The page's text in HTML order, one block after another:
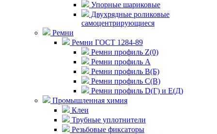
Упорные шариковые
Двухрядные роликовые
самоцентрирующиеся
Ремни
Ремни ГОСТ 1284-89
Ремни профиль Z(0)
Ремни профиль А
Ремни профиль В(Б)
Ремни профиль С(В)
Ремни профиль D(Г) и E(Д)
Промышленная химия
Клеи
Трубные уплотнители
Резьбовые фиксаторы